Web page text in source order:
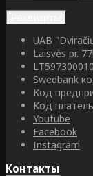
UAB
Laisvės pr.
Swedbank
Код
Код
Youtube
Facebook
Instagram
Контакты